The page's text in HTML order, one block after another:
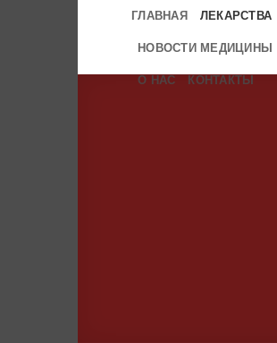
ГЛАВНАЯ ЛЕКАРСТВА
НОВОСТИ МЕДИЦИНЫ
О НАС КОНТАКТЫ